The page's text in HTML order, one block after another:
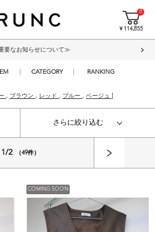
8
¥ 114,855
要なお知らせについて≫
CATEGORY RANKING
, ブラウン , レッド , ブルー , ベージュ
さらに絞り込む
1/2 （49件）
COMING SOON